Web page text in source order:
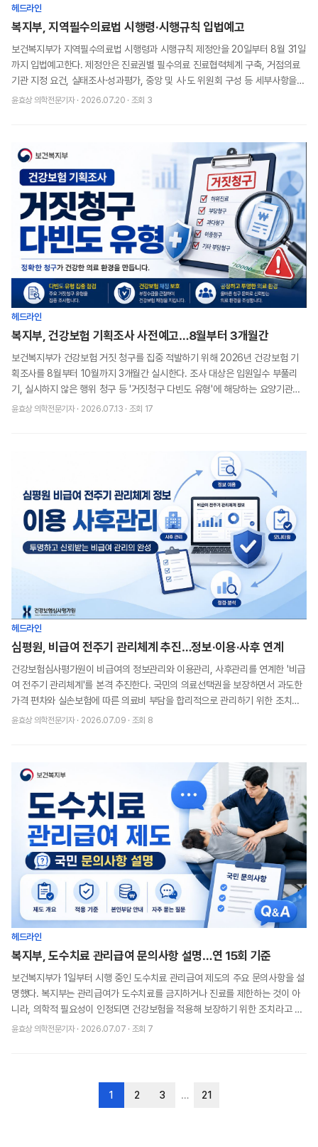
헤드라인
복지부, 지역필수의료법 시행령·시행규칙 입법예고
보건복지부가 지역필수의료법 시행령과 시행규칙 제정안을 20일부터 8월 31일
까지 입법예고한다. 제정안은 진료권별 필수의료 진료협력체계 구축, 거점의료
기관 지정 요건, 실태조사·성과평가, 중앙 및 시·도 위원회 구성 등 세부사항을
담았다. 지역필수의료법은 지역 간 의료격
윤효상 의학전문기자· 2026.07.20 · 조회 3
헤드라인
복지부, 건강보험 기획조사 사전예고…8월부터 3개월간
보건복지부가 건강보험 거짓 청구를 집중 적발하기 위해 2026년 건강보험 기
획조사를 8월부터 10월까지 3개월간 실시한다. 조사 대상은 입원일수 부풀리
기, 실시하지 않은 행위 청구 등 '거짓청구 다빈도 유형'에 해당하는 요양기관이
다. 복지부에 따르면 거짓청구로 인한 건
윤효상 의학전문기자· 2026.07.13 · 조회 17
헤드라인
심평원, 비급여 전주기 관리체계 추진…정보·이용·사후 연계
건강보험심사평가원이 비급여의 정보관리와 이용관리, 사후관리를 연계한 '비급
여 전주기 관리체계'를 본격 추진한다. 국민의 의료선택권을 보장하면서 과도한
가격 편차와 실손보험에 따른 의료비 부담을 합리적으로 관리하기 위한 조치다.
1일 시행된 도수치료 관리급여 전환이 이용
윤효상 의학전문기자· 2026.07.09 · 조회 8
헤드라인
복지부, 도수치료 관리급여 문의사항 설명…연 15회 기준
보건복지부가 1일부터 시행 중인 도수치료 관리급여 제도의 주요 문의사항을 설
명했다. 복지부는 관리급여가 도수치료를 금지하거나 진료를 제한하는 것이 아
니라, 의학적 필요성이 인정되면 건강보험을 적용해 보장하기 위한 조치라고 밝
혔다. 도수치료는 주 2회, 연 15회 이내
윤효상 의학전문기자· 2026.07.07 · 조회 7
1 2 3 … 21